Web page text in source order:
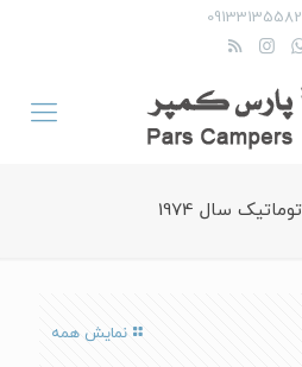
09133135582
نمایش همه